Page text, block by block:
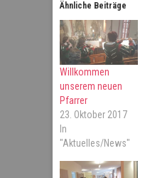
Ähnliche Beiträge
Willkommen
unserem neuen
Pfarrer
23. Oktober 2017
In
"Aktuelles/News"